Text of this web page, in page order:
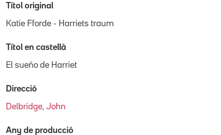
Títol original
Katie Fforde - Harriets traum
Títol en castellà
El sueño de Harriet
Direcció
Delbridge, John
Any de producció